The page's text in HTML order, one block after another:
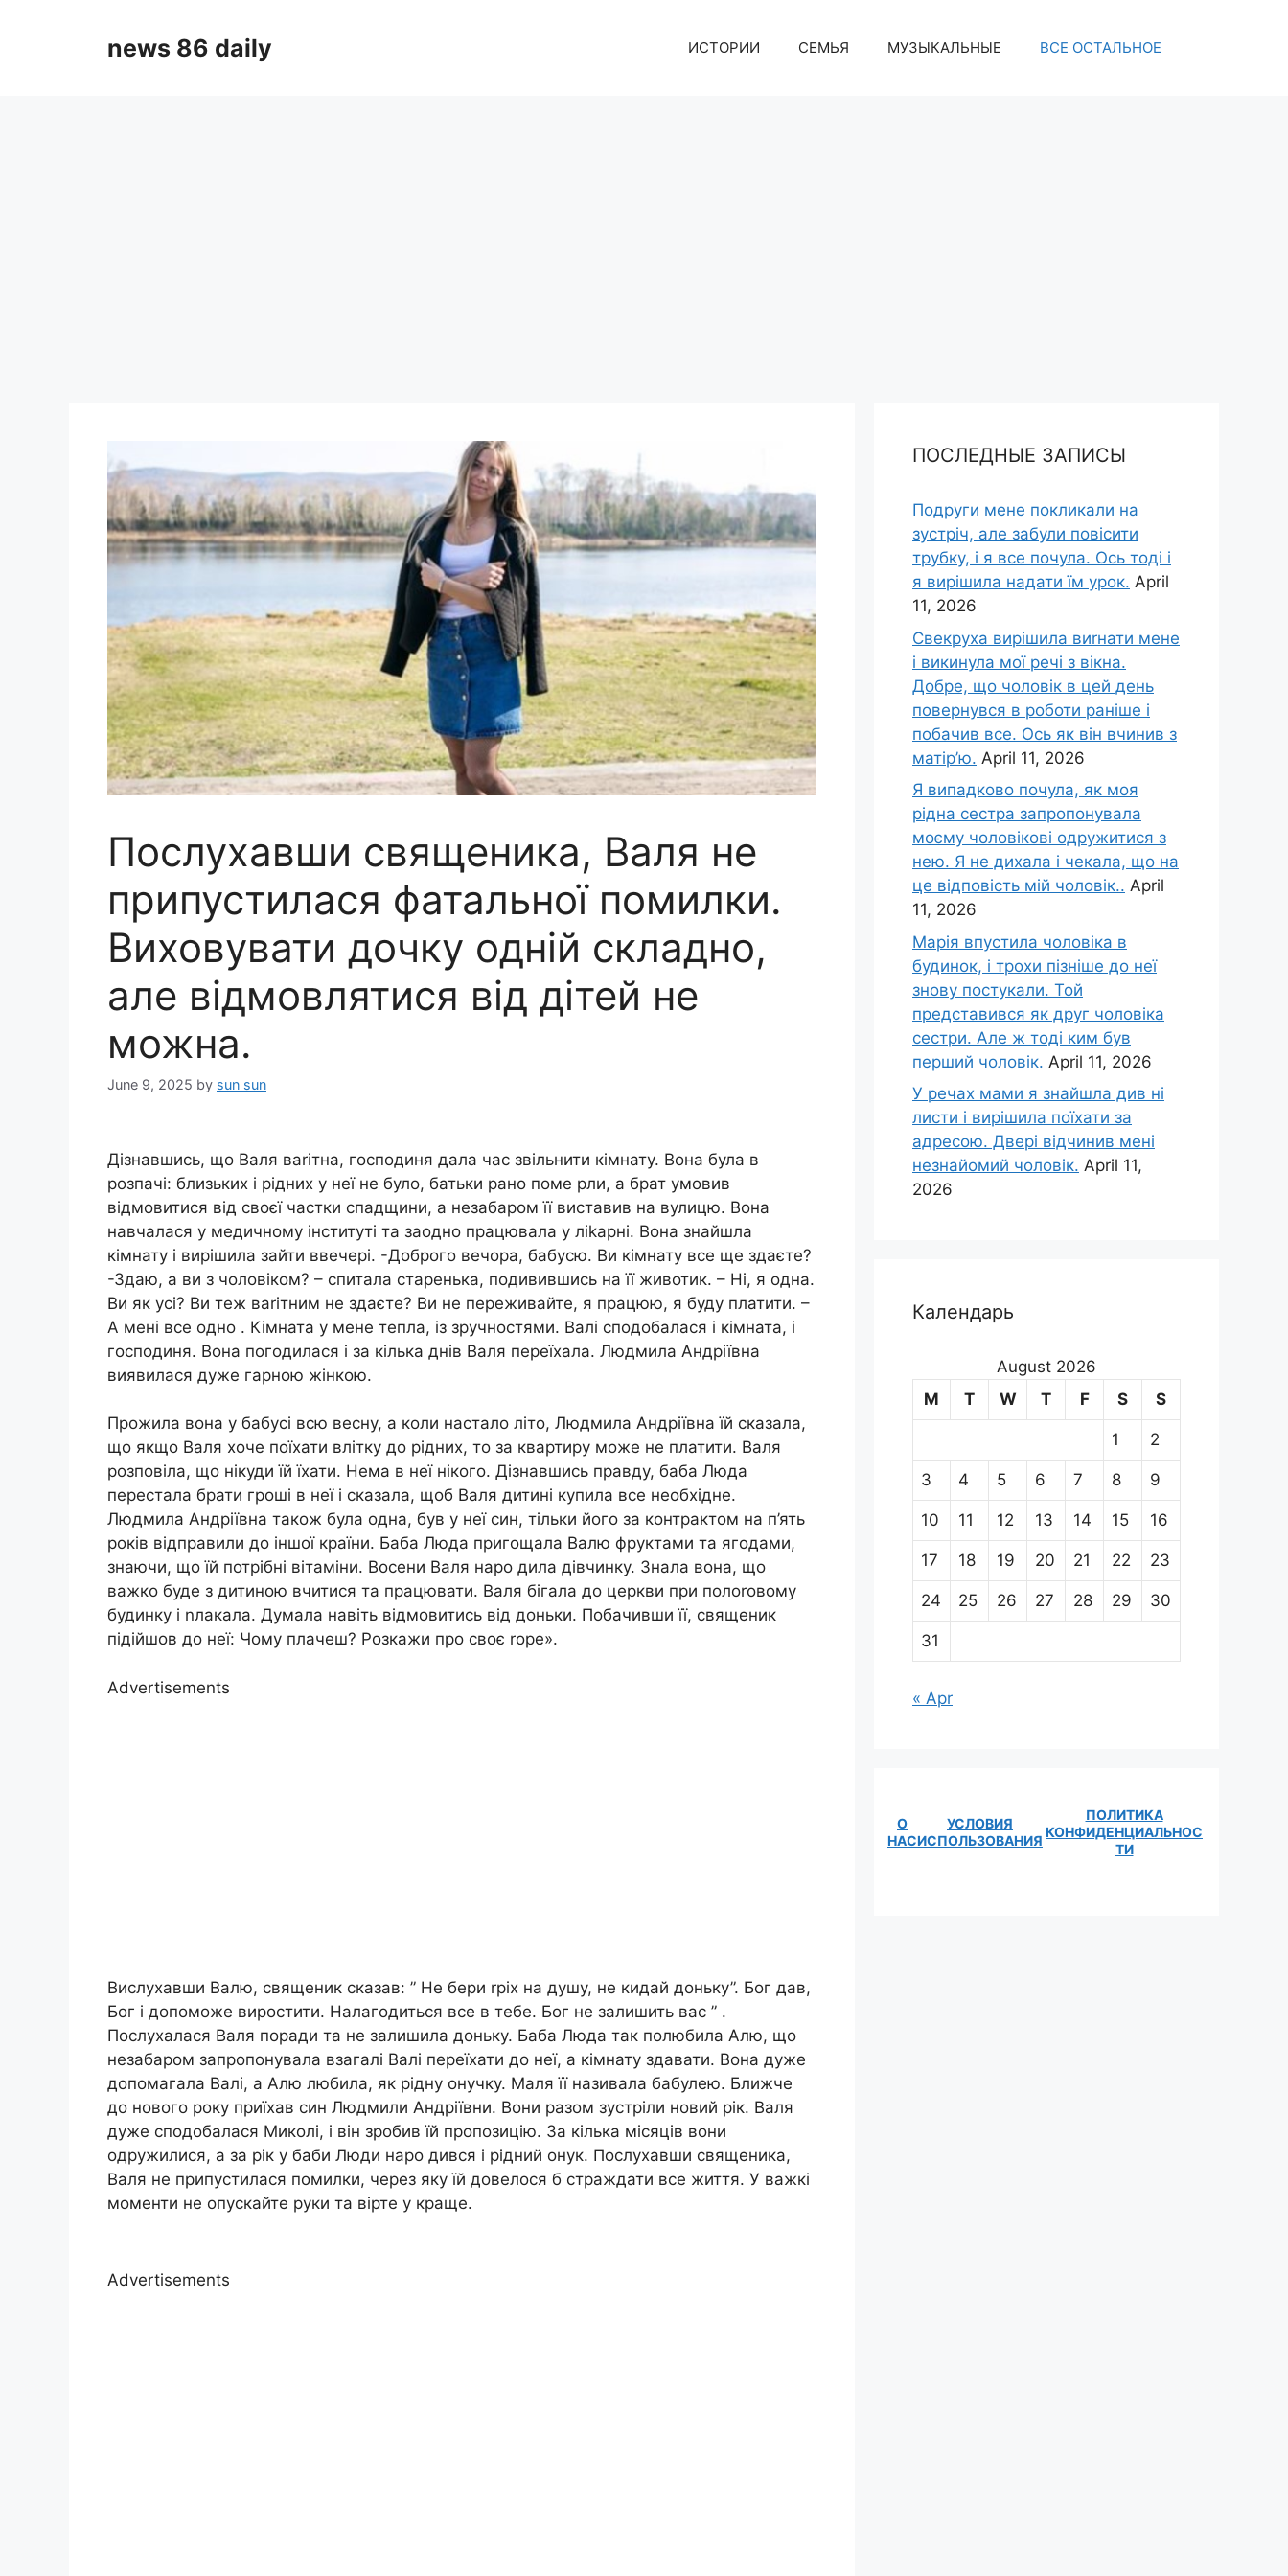
news 86 daily ИСТОРИИ СЕМЬЯ МУЗЫКАЛЬНЫЕ ВСЕ ОСТАЛЬНОЕ
Послухавши священика, Валя не
припустилася фатальної помилки.
Виховувати дочку одній складно,
але відмовлятися від дітей не
можна.
June 9, 2025 by sun sun
Дізнавшись, що Валя ваrітна, господиня дала час звільнити кімнату. Вона була в
розпачі: близьких і рідних у неї не було, батьки рано поме рли, а брат умовив
відмовитися від своєї частки спадщини, а незабаром її виставив на вулицю. Вона
навчалася у медичному інституті та заодно працювала у ліkарні. Вона знайшла
кімнату і вирішила зайти ввечері. -Доброго вечора, бабусю. Ви кімнату все ще здаєте?
-Здаю, а ви з чоловіком? – спитала старенька, подивившись на її животик. – Ні, я одна.
Ви як усі? Ви теж ваrітним не здаєте? Ви не переживайте, я працюю, я буду платити. –
А мені все одно . Кімната у мене тепла, із зручностями. Валі сподобалася і кімната, і
господиня. Вона погодилася і за кілька днів Валя переїхала. Людмила Андріївна
виявилася дуже гарною жінкою.
Прожила вона у бабусі всю весну, а коли настало літо, Людмила Андріївна їй сказала,
що якщо Валя хоче поїхати влітку до рідних, то за квартиру може не платити. Валя
розповіла, що нікуди їй їхати. Нема в неї нікого. Дізнавшись правду, баба Люда
перестала брати гроші в неї і сказала, щоб Валя дитині купила все необхідне.
Людмила Андріївна також була одна, був у неї син, тільки його за контрактом на п’ять
років відправили до іншої країни. Баба Люда пригощала Валю фруктами та ягодами,
знаючи, що їй потрібні вітаміни. Восени Валя наро дила дівчинку. Знала вона, що
важко буде з дитиною вчитися та працювати. Валя бігала до церкви при полоrовому
будинку і nлакала. Думала навіть відмовитись від доньки. Побачивши її, священик
підійшов до неї: Чому плачеш? Розкажи про своє rоре».
Advertisements
Вислухавши Валю, священик сказав: ” Не бери rріх на душу, не кидай доньку”. Бог дав,
Бог і допоможе виростити. Налагодиться все в тебе. Бог не залишить вас ” .
Послухалася Валя поради та не залишила доньку. Баба Люда так полюбила Алю, що
незабаром запропонувала взагалі Валі переїхати до неї, а кімнату здавати. Вона дуже
допомагала Валі, а Алю любила, як рідну онучку. Маля її називала бабулею. Ближче
до нового року приїхав син Людмили Андріївни. Вони разом зустріли новий рік. Валя
дуже сподобалася Миколі, і він зробив їй пропозицію. За кілька місяців вони
одружилися, а за рік у баби Люди наро дився і рідний онук. Послухавши священика,
Валя не припустилася помилки, через яку їй довелося б страждати все життя. У важкі
моменти не опускайте руки та вірте у краще.
Advertisements
ПОСЛЕДНЫЕ ЗАПИСЫ
Подруги мене покликали на
зустріч, але забули повісити
трубку, і я все почула. Ось тоді і
я вирішила надати їм урок. April
11, 2026
Свекруха вирішила виrнати мене
і викинула мої речі з вікна.
Добре, що чоловік в цей день
повернувся в роботи раніше і
побачив все. Ось як він вчинив з
матір’ю. April 11, 2026
Я випадково почула, як моя
рідна сестра запропонувала
моєму чоловікові одружитися з
нею. Я не дихала і чекала, що на
це відповість мій чоловік.. April
11, 2026
Марія впустила чоловіка в
будинок, і трохи пізніше до неї
знову постукали. Той
представився як друг чоловіка
сестри. Але ж тоді ким був
перший чоловік. April 11, 2026
У речах мами я знайшла див ні
листи і вирішила поїхати за
адресою. Двері відчинив мені
незнайомий чоловік. April 11,
2026
Календарь
August 2026
M
T W T F S S
1 2
3 4 5 6 7 8 9
10 11 12 13 14 15 16
17 18 19 20 21 22 23
24 25 26 27 28 29 30
31
« Apr
О
НАС
УСЛОВИЯ
ИСПОЛЬЗОВАНИЯ
ПОЛИТИКА
КОНФИДЕНЦИАЛЬНОС
ТИ